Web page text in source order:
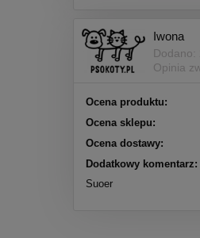
Iwona
Dodano:
Opinia
Ocena produktu:
Ocena sklepu:
Ocena dostawy:
Dodatkowy komentarz:
Suoer